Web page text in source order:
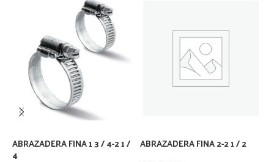
ABRAZADERA FINA 1 3 / 4-2 1 /
4
ABRAZADERA FINA 2-2 1 / 2